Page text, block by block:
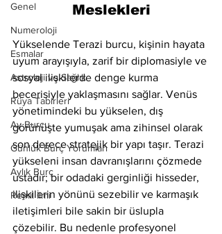
Genel
Numeroloji
Esmalar
Astroloji ve Sağlık
Rüya Tabirleri
Ay Burcu
Günlük Burç Yorumları
Aylık Burç
Remil İlmi
Meslekleri
Yükselende Terazi burcu, kişinin hayata
uyum arayışıyla, zarif bir diplomasiyle ve
sosyal ilişkilerde denge kurma
becerisiyle yaklaşmasını sağlar. Venüs
yönetimindeki bu yükselen, dış
görünüşte yumuşak ama zihinsel olarak
son derece stratejik bir yapı taşır. Terazi
yükseleni insan davranışlarını çözmede
ustadır; bir odadaki gerginliği hisseder,
ilişkilerin yönünü sezebilir ve karmaşık
iletişimleri bile sakin bir üslupla
çözebilir. Bu nedenle profesyonel